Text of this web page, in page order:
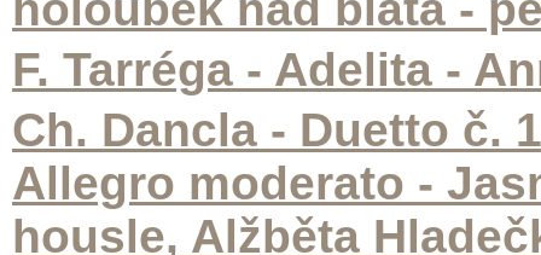
F. Tarréga - Adelita -
Ch. Dancla - Duetto č.
Allegro moderato -
housle, Alžběta